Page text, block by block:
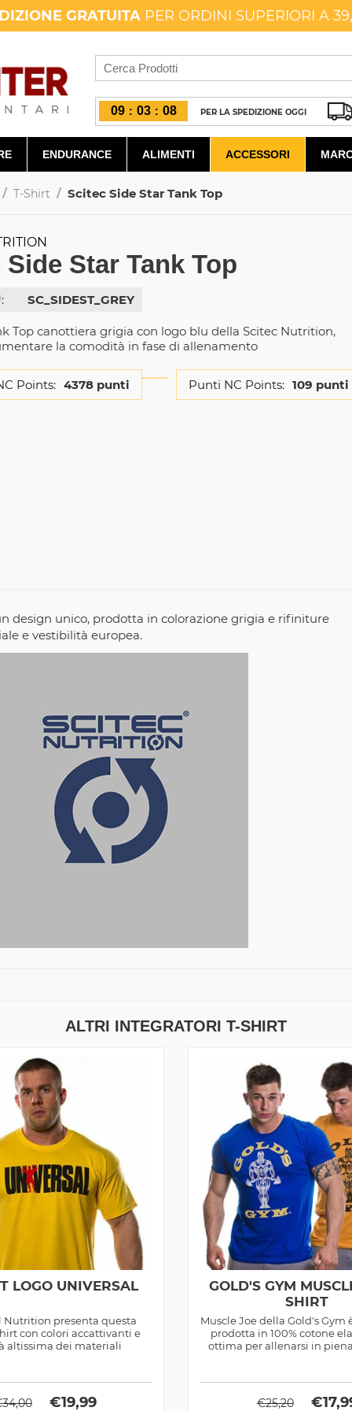
GRATUITA PER ORDINI SUPERIORI A
09 : 03 : 07 PER LA SPEDIZIONE OGGI
ENDURANCE ALIMENTI ACCESSORI
/ T-Shirt / Scitec Side Star Tank Top
Star Tank Top
SC_SIDEST_GREY
Top canottiera grigia con logo blu della Scitec Nutrition,
la comodità in fase di allenamento
Points: 4378 punti Punti NC Points: 109 punti
design unico, prodotta in colorazione grigia e rifiniture
e vestibilità europea.
ALTRI INTEGRATORI T-SHIRT
LOGO UNIVERSAL
Nutrition presenta questa
con colori accattivanti e
altissima dei materiali
34,00 €19,99
GOLD'S GYM
SHIRT
Muscle Joe della Gold's Gym
prodotta in 100% cotone
ottima per allenarsi in
€25,20 €